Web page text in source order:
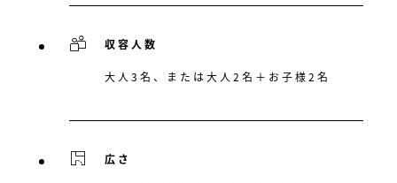
収容人数
大人3名、または大人2名＋お子様2名
広さ